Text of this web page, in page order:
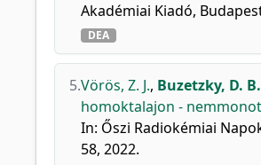
Akadémiai Kiadó,
DEA
5.Vörös, Z. J., Buzetzky, D. B.
homoktalajon -
In: Őszi Radiokémiai
58, 2022.